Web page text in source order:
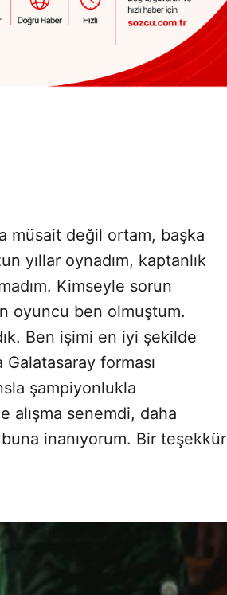
müsait değil ortam, başka
yıllar oynadım, kaptanlık
Kimseyle sorun
oyuncu ben olmuştum.
Ben işimi en iyi şekilde
forması
şampiyonlukla
alışma senemdi, daha
inanıyorum. Bir teşekkür